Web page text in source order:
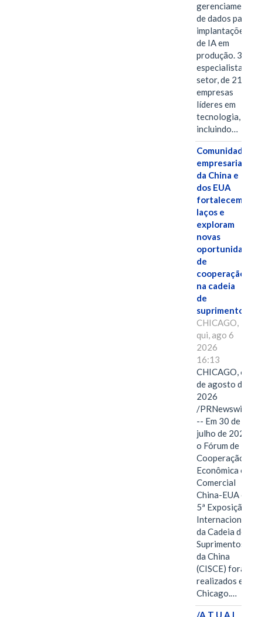
gerenciamento
de dados para
implantações
de IA em
produção. 38
especialistas do
setor, de 21
empresas
líderes em
tecnologia,
incluindo…
Comunidades
empresariais
da China e
dos EUA
fortalecem
laços e
exploram
novas
oportunidades
de
cooperação
na cadeia
de
suprimentos.
CHICAGO,
qui, ago 6
2026
16:13
CHICAGO, 6
de agosto de
2026
/PRNewswire/
-- Em 30 de
julho de 2026,
o Fórum de
Cooperação
Econômica e
Comercial
China-EUA e a
5ª Exposição
Internacional
da Cadeia de
Suprimentos
da China
(CISCE) foram
realizados em
Chicago.…
/A T U A L